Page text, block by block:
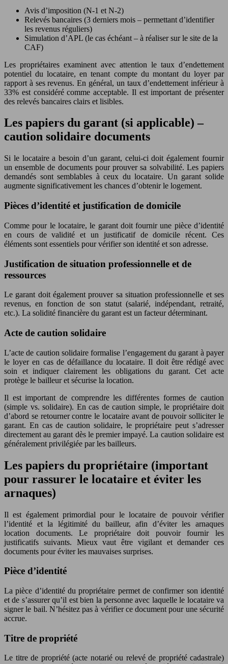
Avis d’imposition (N-1 et N-2)
Relevés bancaires (3 derniers mois – permettant d’identifier
les revenus réguliers)
Simulation d’APL (le cas échéant – à réaliser sur le site de la
CAF)
Les propriétaires examinent avec attention le taux d’endettement
potentiel du locataire, en tenant compte du montant du loyer par
rapport à ses revenus. En général, un taux d’endettement inférieur à
33% est considéré comme acceptable. Il est important de présenter
des relevés bancaires clairs et lisibles.
Les papiers du garant (si applicable) –
caution solidaire documents
Si le locataire a besoin d’un garant, celui-ci doit également fournir
un ensemble de documents pour prouver sa solvabilité. Les papiers
demandés sont semblables à ceux du locataire. Un garant solide
augmente significativement les chances d’obtenir le logement.
Pièces d’identité et justification de domicile
Comme pour le locataire, le garant doit fournir une pièce d’identité
en cours de validité et un justificatif de domicile récent. Ces
éléments sont essentiels pour vérifier son identité et son adresse.
Justification de situation professionnelle et de
ressources
Le garant doit également prouver sa situation professionnelle et ses
revenus, en fonction de son statut (salarié, indépendant, retraité,
etc.). La solidité financière du garant est un facteur déterminant.
Acte de caution solidaire
L’acte de caution solidaire formalise l’engagement du garant à payer
le loyer en cas de défaillance du locataire. Il doit être rédigé avec
soin et indiquer clairement les obligations du garant. Cet acte
protège le bailleur et sécurise la location.
Il est important de comprendre les différentes formes de caution
(simple vs. solidaire). En cas de caution simple, le propriétaire doit
d’abord se retourner contre le locataire avant de pouvoir solliciter le
garant. En cas de caution solidaire, le propriétaire peut s’adresser
directement au garant dès le premier impayé. La caution solidaire est
généralement privilégiée par les bailleurs.
Les papiers du propriétaire (important
pour rassurer le locataire et éviter les
arnaques)
Il est également primordial pour le locataire de pouvoir vérifier
l’identité et la légitimité du bailleur, afin d’éviter les arnaques
location documents. Le propriétaire doit pouvoir fournir les
justificatifs suivants. Mieux vaut être vigilant et demander ces
documents pour éviter les mauvaises surprises.
Pièce d’identité
La pièce d’identité du propriétaire permet de confirmer son identité
et de s’assurer qu’il est bien la personne avec laquelle le locataire va
signer le bail. N’hésitez pas à vérifier ce document pour une sécurité
accrue.
Titre de propriété
Le titre de propriété (acte notarié ou relevé de propriété cadastrale)